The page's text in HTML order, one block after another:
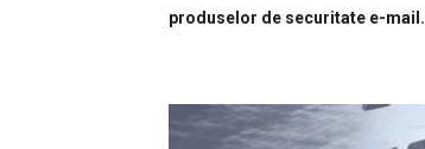
produselor de securitate e-mail.